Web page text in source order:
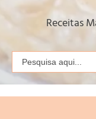
Receitas
Search
for: